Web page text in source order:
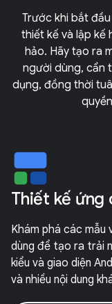
Trước khi bắt
thiết kế và lập kế
hảo. Hãy tạo ra
người dùng, cẩn
dụng, đồng thời
Thiết kế ứng
Khám phá các mẫu
dùng để tạo ra trải
kiểu và giao diện
và nhiều nội dung